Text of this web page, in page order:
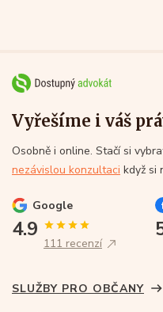
Vyřešíme i váš
Osobně i online. Stačí si
nezávislou konzultaci když si
Google
4.9
111 recenzí
SLUŽBY PRO OBČANY